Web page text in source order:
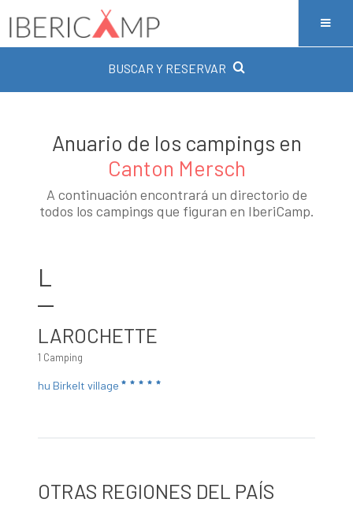
BUSCAR Y RESERVAR
Anuario de los campings en
Canton Mersch
A continuación encontrará un directorio de
todos los campings que figuran en IberiCamp.
L
LAROCHETTE
1 Camping
hu Birkelt village
OTRAS REGIONES DEL PAÍS